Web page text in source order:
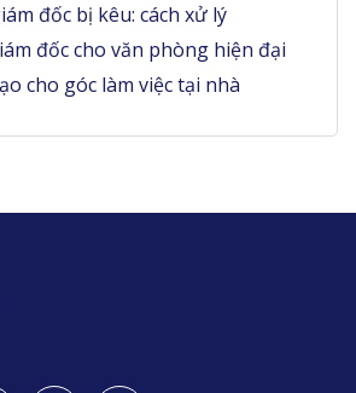
đốc bị kêu: cách xử lý
đốc cho văn phòng hiện đại
cho góc làm việc tại nhà